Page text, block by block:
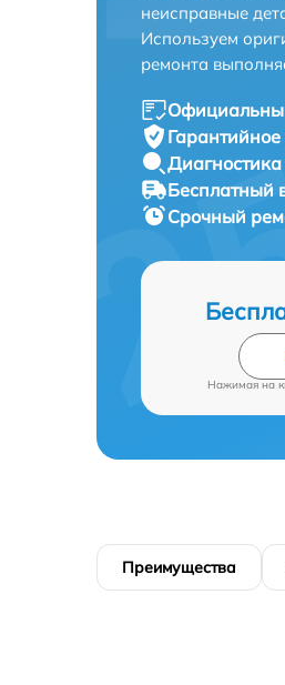
неисправные
Используем
ремонта
Бесплатный
Срочный
Нажимая на
Преимущества